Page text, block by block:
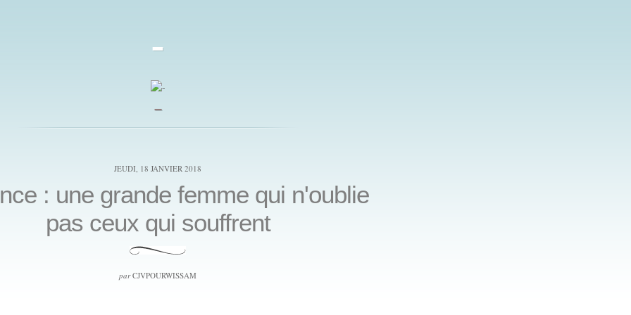
-
_
JEUDI, 18 JANVIER 2018
: une grande femme qui n'oublie
pas ceux qui souffrent
parCJVPOURWISSAM